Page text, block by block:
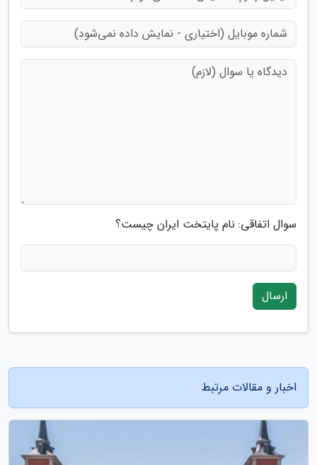
سوال اتفاقی: نام پایتخت ایران چیست؟
ارسال
اخبار و مقالات مرتبط